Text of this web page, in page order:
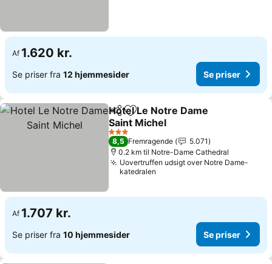
Af 1.620 kr.
Se priser fra 12 hjemmesider Se priser
Del Føj til favoritter
Hotel Le Notre Dame
Saint Michel
Se priser
3 Stjerner
8,5 Fremragende
5.071
0.2 km til Notre-Dame Cathedral
Uovertruffen udsigt over Notre Dame-
katedralen
Af 1.707 kr.
Se priser fra 10 hjemmesider Se priser